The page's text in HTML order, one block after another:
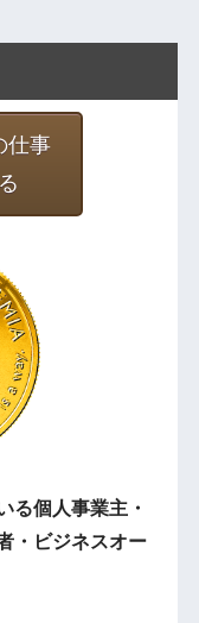
仕事
る個人事業主・
・ビジネスオー